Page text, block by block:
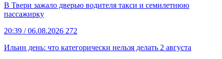
В Твери зажало дверью водителя такси и семилетнюю
пассажирку
20:39 / 06.08.2026 272
Ильин день: что категорически нельзя делать 2 августа